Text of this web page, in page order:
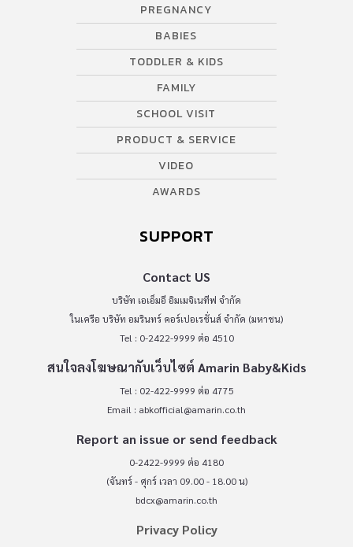
PREGNANCY
BABIES
TODDLER & KIDS
FAMILY
SCHOOL VISIT
PRODUCT & SERVICE
VIDEO
AWARDS
SUPPORT
Contact US
บริษัท เอเอ็มอี อิมเมจิเนทีฟ จำกัด
ในเครือ บริษัท อมรินทร์ คอร์เปอเรชั่นส์ จำกัด (มหาชน)
Tel : 0-2422-9999 ต่อ 4510
สนใจลงโฆษณากับเว็บไซต์ Amarin Baby&Kids
Tel : 02-422-9999 ต่อ 4775
Email : abkofficial@amarin.co.th
Report an issue or send feedback
0-2422-9999 ต่อ 4180
(จันทร์ - ศุกร์ เวลา 09.00 - 18.00 น)
bdcx@amarin.co.th
Privacy Policy